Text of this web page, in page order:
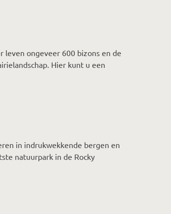
leven ongeveer 600 bizons en de
Hier kunt u een
in indrukwekkende bergen en
natuurpark in de Rocky